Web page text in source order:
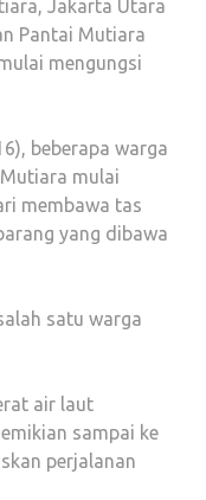
Jakarta Utara
Pantai Mutiara
mengungsi
beberapa warga
mulai
membawa tas
yang dibawa
satu warga
air laut
sampai ke
perjalanan